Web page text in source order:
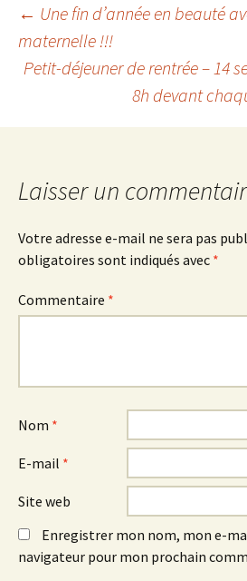
Navigation
des
articles
← Une fin d’année en beauté
maternelle !!!
Petit-déjeuner de rentrée – 14
8h devant
Laisser un
Votre adresse e-mail ne sera pas
obligatoires sont indiqués avec *
Commentaire *
Nom *
E-mail *
Site web
Enregistrer mon nom, mon e-
navigateur pour mon prochain